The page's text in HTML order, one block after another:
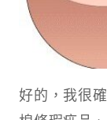
好的，我很